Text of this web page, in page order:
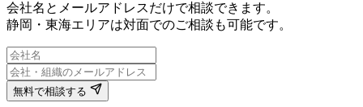
会社名とメールアドレスだけで相談できます。
静岡・東海エリアは対面でのご相談も可能です。
無料で相談する